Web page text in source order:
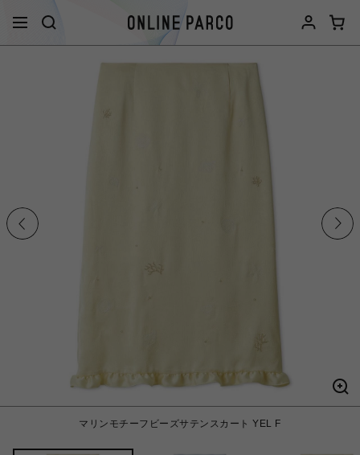
マリンモチーフビーズサテンスカート YEL F